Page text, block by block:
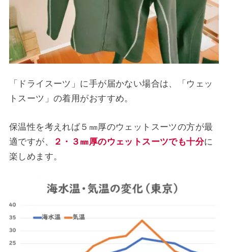
「ドライスーツ」に手が届かない場合は、「ウェッ
トスーツ」の着用がおすすめ。
保温性を考えれば５㎜厚のウェットスーツの方が最
適ですが、
２・ ３㎜厚のウェットスーツでも十分に
楽しめます。